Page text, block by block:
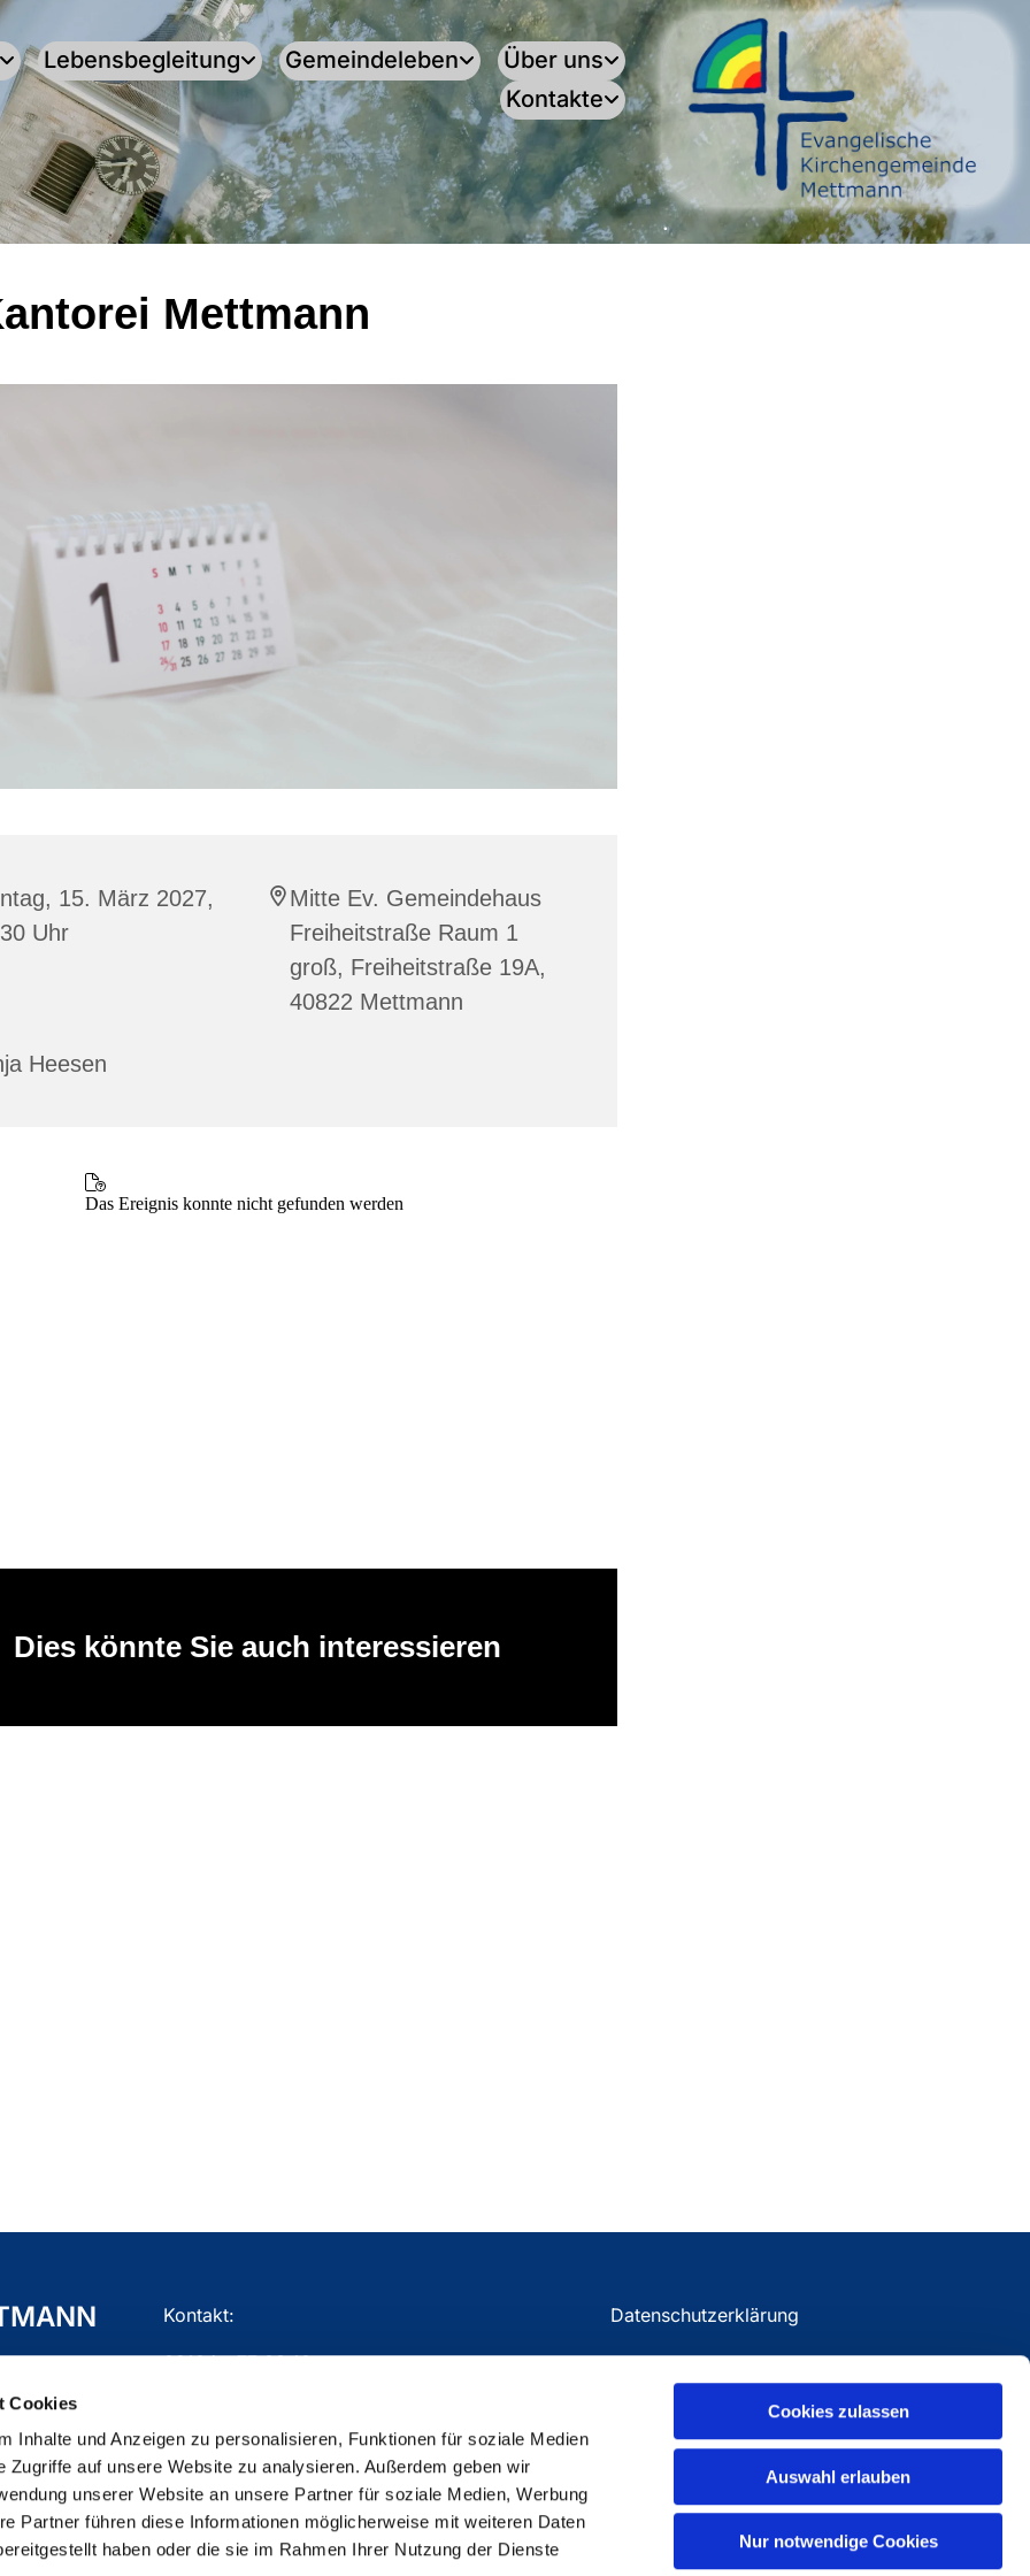
Cookies
Inhalte und Anzeigen zu personalisieren, Funktionen für soziale Medien
Zugriffe auf unsere Website zu analysieren. Außerdem geben wir
unserer Website an unsere Partner für soziale Medien, Werbung
Partner führen diese Informationen möglicherweise mit weiteren Daten
haben oder die sie im Rahmen Ihrer Nutzung der Dienste
Cookies zulassen
Auswahl erlauben
Nur notwendige Cookies
Lebensbegleitung Gemeindeleben
Über uns
Kontakte
.
Mettmann
15. März 2027,
Uhr
Mitte Ev. Gemeindehaus
Freiheitstraße Raum 1
groß, Freiheitstraße 19A,
40822 Mettmann
Heesen
Dies könnte Sie auch interessieren
Kontakt:
02104 - 77 03 10
Datenschutzerklärung
Impressum
ChurchDesk-Login